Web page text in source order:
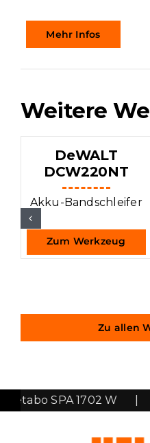
Mehr Infos
Weitere
DeWALT
DCW220NT
Akku-Bandschleifer
Zum Werkzeug
Zu allen
SPA 1702 W